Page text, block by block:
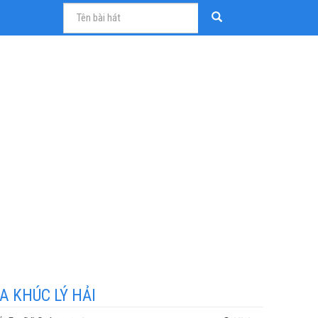
KHÚC LÝ HẢI